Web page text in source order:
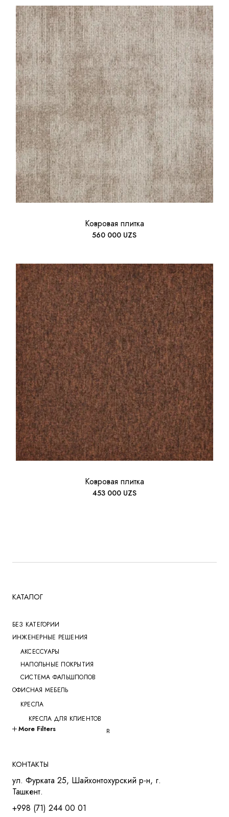
Ковровая плитка
560 000 UZS
Ковровая плитка
453 000 UZS
КАТАЛОГ
БЕЗ КАТЕГОРИИ
ИНЖЕНЕРНЫЕ РЕШЕНИЯ
АКСЕССУАРЫ
НАПОЛЬНЫЕ ПОКРЫТИЯ
СИСТЕМА ФАЛЬШПОЛОВ
ОФИСНАЯ МЕБЕЛЬ
КРЕСЛА
КРЕСЛА ДЛЯ КЛИЕНТОВ
КРЕСЛА ДЛЯ ПЕРЕГОВОРОВ
КРЕСЛА ДЛЯ ТРЕНИНГОВ
МЯГКАЯ МЕБЕЛЬ
СТОЛЫ
СТОЛ ДЛЯ РУКОВОДИТЕЛЯ
More Filters
КОНТАКТЫ
ул. Фурката 25, Шайхонтохурский р-н, г.
Ташкент.
+998 (71) 244 00 01